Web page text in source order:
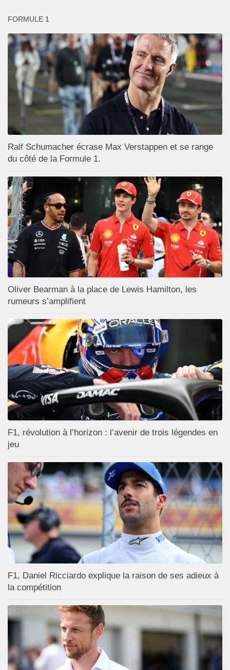
FORMULE 1
Ralf Schumacher écrase Max Verstappen et se range
du côté de la Formule 1.
Oliver Bearman à la place de Lewis Hamilton, les
rumeurs s’amplifient
F1, révolution à l’horizon : l’avenir de trois légendes en
jeu
F1, Daniel Ricciardo explique la raison de ses adieux à
la compétition